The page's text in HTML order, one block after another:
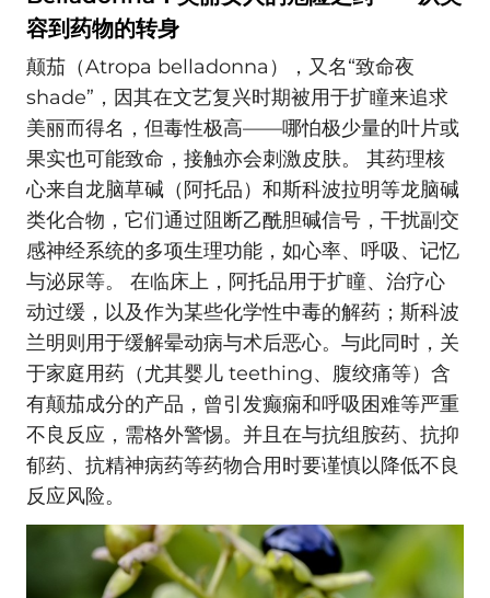
容到药物的转身
颠茄（Atropa belladonna），又名“致命夜
shade”，因其在文艺复兴时期被用于扩瞳来追求
美丽而得名，但毒性极高——哪怕极少量的叶片或
果实也可能致命，接触亦会刺激皮肤。 其药理核
心来自龙脑草碱（阿托品）和斯科波拉明等龙脑碱
类化合物，它们通过阻断乙酰胆碱信号，干扰副交
感神经系统的多项生理功能，如心率、呼吸、记忆
与泌尿等。 在临床上，阿托品用于扩瞳、治疗心
动过缓，以及作为某些化学性中毒的解药；斯科波
兰明则用于缓解晕动病与术后恶心。与此同时，关
于家庭用药（尤其婴儿 teething、腹绞痛等）含
有颠茄成分的产品，曾引发癫痫和呼吸困难等严重
不良反应，需格外警惕。并且在与抗组胺药、抗抑
郁药、抗精神病药等药物合用时要谨慎以降低不良
反应风险。